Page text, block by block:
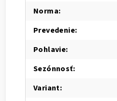
Norma:
Prevedenie:
Pohlavie:
Sezónnosť:
Variant: